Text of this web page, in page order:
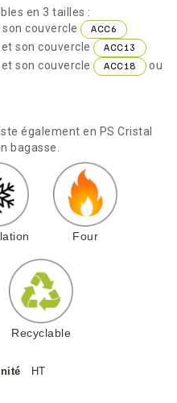
en 3 tailles :
couvercle
ACC6
son couvercle
ACC13
son couvercle ACC18
ou
également en PS Cristal
bagasse.
Four
Recyclable
HT